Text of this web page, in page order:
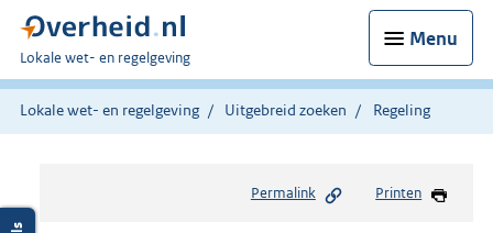
Menu
U
bent
hier:
Lokale wet- en regelgeving
Lokale wet- en regelgeving Uitgebreid zoeken Regeling
Permalink Printen